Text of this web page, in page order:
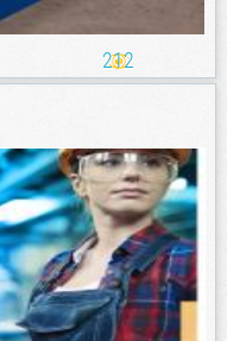
212